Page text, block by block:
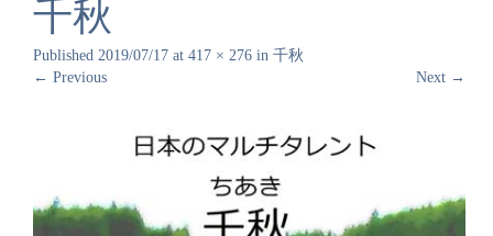
千秋
Published 2019/07/17 at 417 × 276 in 千秋
← Previous Next →